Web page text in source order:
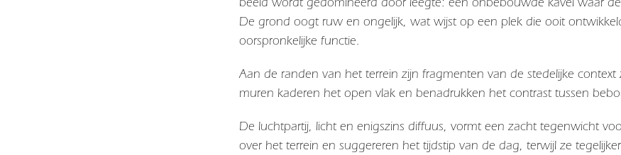
De grond oogt ruw en ongelijk, wat wijst op een plek die ooit
oorspronkelijke functie.
Aan de randen van het terrein zijn fragmenten van de stedelijke
muren kaderen het open vlak en benadrukken het contrast tussen
De luchtpartij, licht en enigszins diffuus, vormt een zacht tegenwicht
over het terrein en suggereren het tijdstip van de dag, terwijl ze